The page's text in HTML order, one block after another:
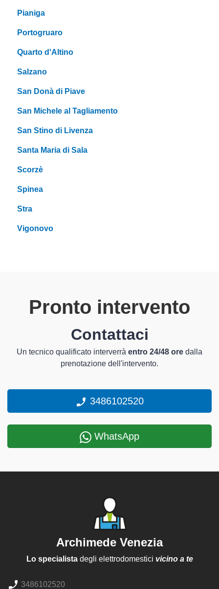
Pianiga
Portogruaro
Quarto d'Altino
Salzano
San Donà di Piave
San Michele al Tagliamento
San Stino di Livenza
Santa Maria di Sala
Scorzè
Spinea
Stra
Vigonovo
Pronto intervento
Contattaci
Un tecnico qualificato interverrà entro 24/48 ore dalla
prenotazione dell'intervento.
3486102520
WhatsApp
Archimede Venezia
Lo specialistadegli elettrodomestici vicino a te
3486102520